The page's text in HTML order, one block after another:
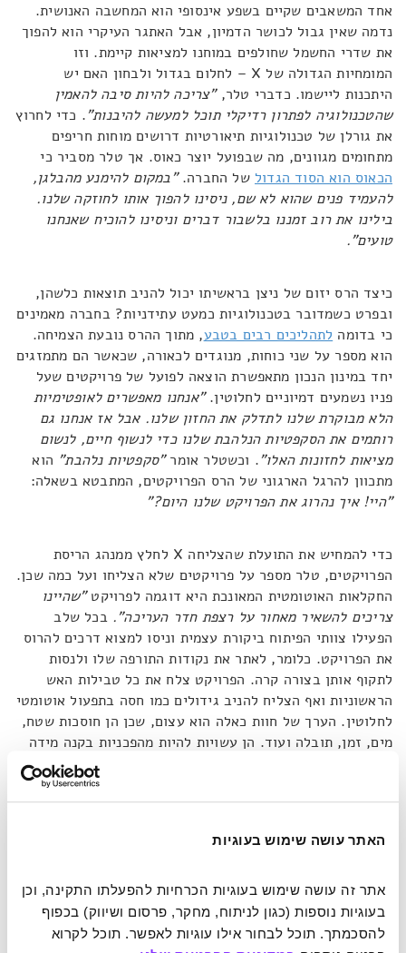
האתר עושה שימוש בעוגיות
אחד המשאבים שקיים בשפע אינסופי הוא המחשבה האנושית.
נדמה שאין גבול לכושר הדמיון, אבל האתגר העיקרי הוא להפוך
את שדרי החשמל שחולפים במוחנו למציאות קיימת. וזו
המומחיות הגדולה של X – לחלום בגדול ולבחון האם יש
היתכנות ליישמו. כדברי טלר,"צריכה להיות סיבה להאמין
שהטכנולוגיה לפתרון רדיקלי תוכל למעשה להיבנות". כדי לחרוץ
את גורלן של טכנולוגיות תיאורטיות דרושים מוחות חריפים
מתחומים מגוונים, מה שבפועל יוצר כאוס. אך טלר מסביר כי
הכאוס הוא הסוד הגדול של החברה."במקום להימנע מהבלגן,
להעמיד פנים שהוא לא שם, ניסינו להפוך אותו לחוזקה שלנו.
בילינו את רוב זמננו בלשבור דברים וניסינו להוכיח שאנחנו
טועים".
כיצד הרס יזום של ניצן בראשיתו יכול להניב תוצאות כלשהן,
ובפרט כשמדובר בטכנולוגיות כמעט עתידניות? בחברה מאמינים
כי בדומה לתהליכים רבים בטבע, מתוך ההרס נובעת הצמיחה.
הוא מספר על שני כוחות, מנוגדים לכאורה, שכאשר הם מתמזגים
יחד במינון הנכון מתאפשרת הוצאה לפועל של פרויקטים שעל
פניו נשמעים דמיוניים לחלוטין."אנחנו מאפשרים לאופטימיות
הלא מבוקרת שלנו לתדלק את החזון שלנו. אבל אז אנחנו גם
רותמים את הסקפטיות הנלהבת שלנו כדי לנשוף חיים, לנשום
מציאות לחזונות האלו". וכשטלר אומר"סקפטיות נלהבת" הוא
מתכוון להרגל הארגוני של הרס הפרויקטים, המתבטא בשאלה:
"היי! איך נהרוג את הפרויקט שלנו היום?"
כדי להמחיש את התועלת שהצליחה X לחלץ ממנהג הריסת
הפרויקטים, טלר מספר על פרויקטים שלא הצליחו ועל כמה שכן.
החקלאות האוטומטית המאונכת היא דוגמה לפרויקט"שהיינו
צריכים להשאיר מאחור על רצפת חדר העריכה".בכל שלב
הפעילו צוותי הפיתוח ביקורת עצמית וניסו למצוא דרכים להרוס
את הפרויקט. כלומר, לאתר את נקודות התורפה שלו ולנסות
לתקוף אותן בצורה קרה. הפרויקט צלח את כל טבילות האש
הראשוניות ואף הצליח להניב גידולים כמו חסה בתפעול אוטומטי
לחלוטין. הערך של חוות כאלה הוא עצום, שכן הן חוסכות שטח,
מים, זמן, תובלה ועוד. הן עשויות להיות מהפכניות בקנה מידה
אוניברסלי, וזו מטרת הפרויקט. אם החוות לא תהיינה מסוגלות
להביא לשינוי מהותי, הפרויקט לא יצא לפועל. כאשר ניסו לגדל
בחוות המאונכות יבולים בסיסיים כמו אורז ודגנים ולא הצליחו –
תובלה קלה יותר מהאוויר. כאן כבר הייתה התקדמות טכנולוגית
ההמוני גרמה לנטישת הפרויקט, שוב – מפני שמחיר הייצור היקר
ימנע אספקת פתרון להמונים.